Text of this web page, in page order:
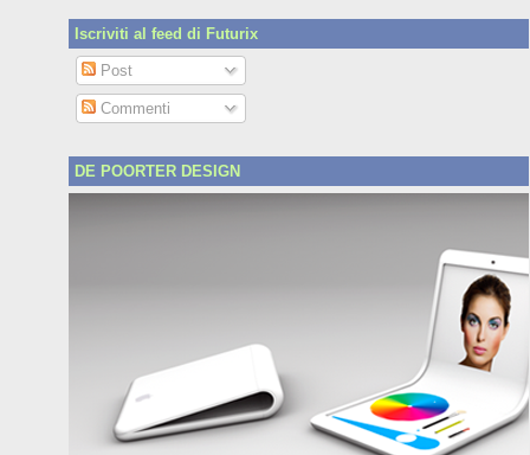
Iscriviti al feed di Futurix
Post
Commenti
DE POORTER DESIGN